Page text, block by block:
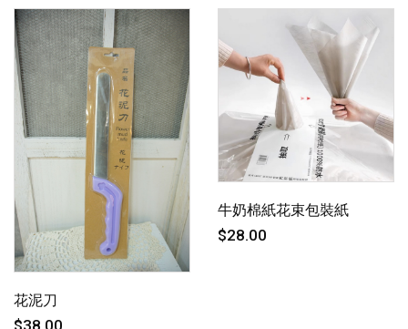
花泥刀
$38.00
牛奶棉紙花束包裝紙
$28.00